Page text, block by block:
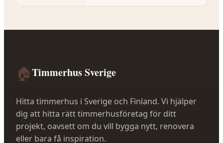
🏠Timmerhus Sverige
Hitta timmerhus i Sverige och Finland. Vi hjälper
dig att hitta rätt timmerhusföretag för ditt
projekt, oavsett om du vill bygga nytt, renovera
eller bara få inspiration.